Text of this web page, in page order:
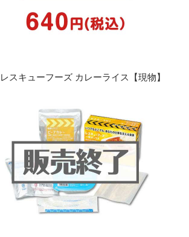
レスキューフーズ カレーライス【現物】